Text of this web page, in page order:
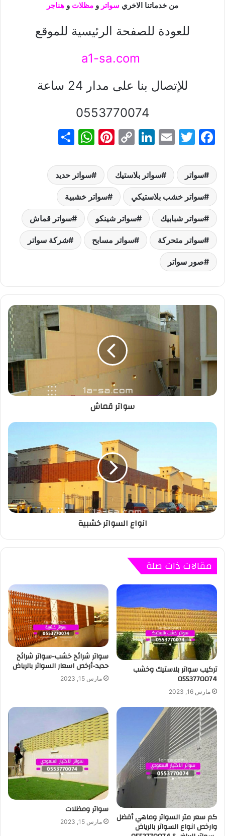
من خدماتنا الاخري سواتر و مظلات و هناجر
للعودة للصفحة الرئيسية للموقع
للإتصال بنا على مدار 24 ساعة
0553770074
F
c
e
b
o
o
k
T
itt
er
E
ai
l
Li
k
e
dI
n
C
p
y
Li
n
k
Pi
er
e
st
W
at
s
A
p
p
ar
e
سواتر سواتر بلاستيك سواتر حديد
سواتر خشب بلاستيكي سواتر خشبية
سواتر شبابيك سواتر شينكو سواتر قماش
سواتر متحركة سواتر مسابح شركة سواتر
صور سواتر
سواتر قماش
انواع السواتر خشبية
مقالات ذات صلة
تركيب سواتر بلاستيك وخشب
0553770074
مارس 16, 2023
سواتر شرائح خشب-سواتر شرائح
حديد-أرخص اسعار السواتر بالرياض
مارس 15, 2023
كم سعر متر السواتر وماهي أفضل
وارخص انواع السواتر بالرياض
سواتر ومظلات
مارس 15, 2023